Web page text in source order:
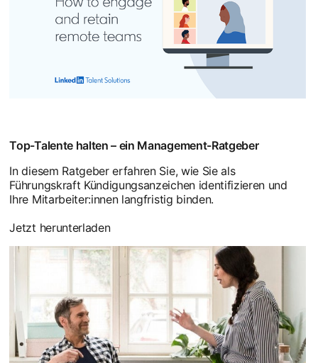
Top-Talente halten – ein Management-Ratgeber
In diesem Ratgeber erfahren Sie, wie Sie als
Führungskraft Kündigungsanzeichen identifizieren und
Ihre Mitarbeiter:innen langfristig binden.
Jetzt herunterladen